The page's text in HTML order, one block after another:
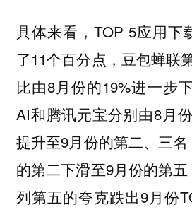
具体来看，TOP 5应用下
了11个百分点，豆包蝉联
比由8月份的19%进一步
AI和腾讯元宝分别由8月
提升至9月份的第二、三
的第二下滑至9月份的第
列第五的夸克跌出9月份